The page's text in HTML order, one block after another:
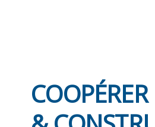
COOPÉRER